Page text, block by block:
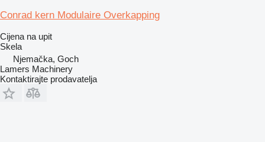
Conrad kern Modulaire Overkapping
Cijena na upit
Skela
Njemačka, Goch
Lamers Machinery
Kontaktirajte prodavatelja